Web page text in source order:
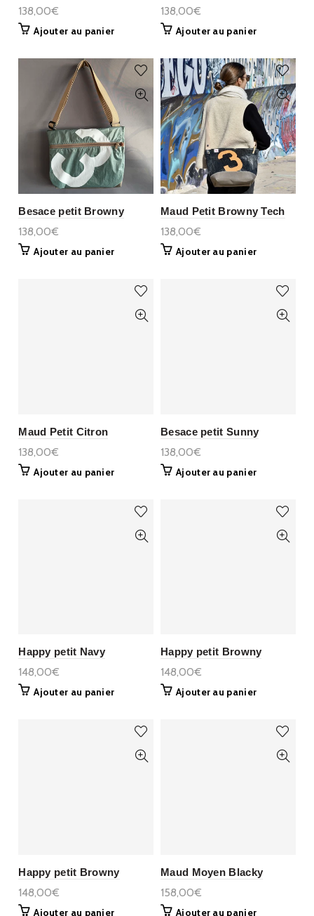
138,00€
Ajouter au panier
138,00€
Ajouter au panier
Besace petit Browny
138,00€
Ajouter au panier
Maud Petit Browny Tech
138,00€
Ajouter au panier
Maud Petit Citron
138,00€
Ajouter au panier
Besace petit Sunny
138,00€
Ajouter au panier
Happy petit Navy
148,00€
Ajouter au panier
Happy petit Browny
148,00€
Ajouter au panier
Happy petit Browny
148,00€
Ajouter au panier
Maud Moyen Blacky
158,00€
Ajouter au panier